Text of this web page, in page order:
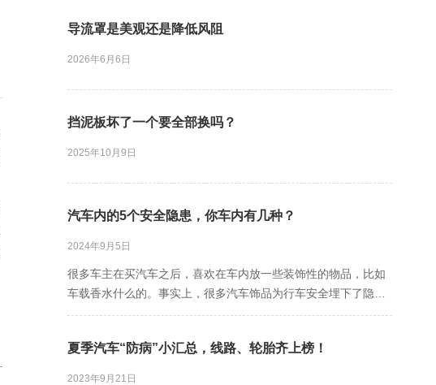
导流罩是美观还是降低风阻
2026年6月6日
挡泥板坏了一个要全部换吗？
2025年10月9日
汽车内的5个安全隐患，你车内有几种？
2024年9月5日
很多车主在买汽车之后，喜欢在车内放一些装饰性的物品，比如
车载香水什么的。事实上，很多汽车饰品为行车安全埋下了隐
患，尤其是这五样物品，千万别放车上。
夏季汽车“防病”小汇总，线路、轮胎齐上榜！
2023年9月21日